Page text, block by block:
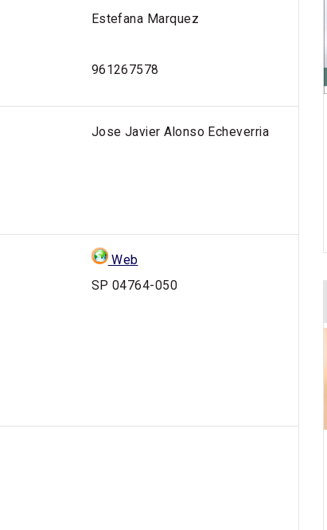
Estefana Marquez
961267578
Jose Javier Alonso Echeverria
Web
SP 04764-050